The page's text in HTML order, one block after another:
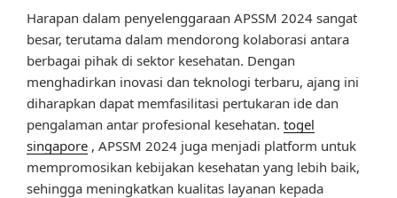
Harapan dalam penyelenggaraan APSSM 2024 sangat
besar, terutama dalam mendorong kolaborasi antara
berbagai pihak di sektor kesehatan. Dengan
menghadirkan inovasi dan teknologi terbaru, ajang ini
diharapkan dapat memfasilitasi pertukaran ide dan
pengalaman antar profesional kesehatan. togel
singapore , APSSM 2024 juga menjadi platform untuk
mempromosikan kebijakan kesehatan yang lebih baik,
sehingga meningkatkan kualitas layanan kepada